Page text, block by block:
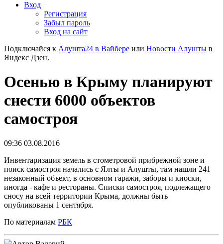
Вход
Регистрация
Забыл пароль
Вход на сайт
Подключайся к Алушта24 в Вайбере или Новости Алушты в
Яндекс Дзен.
Осенью в Крыму планируют
снести 6000 объектов
самостроя
09:36 03.08.2016
Инвентаризация земель в стометровой прибрежной зоне и
поиск самостроя начались с Ялты и Алушты, там нашли 241
незаконный объект, в основном гаражи, заборы и киоски,
иногда - кафе и рестораны. Списки самостроя, подлежащего
сносу на всей территории Крыма, должны быть
опубликованы 1 сентября.
По материалам РБК